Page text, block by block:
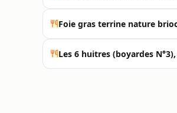
Foie gras terrine nature
Les 6 huitres (boyardes